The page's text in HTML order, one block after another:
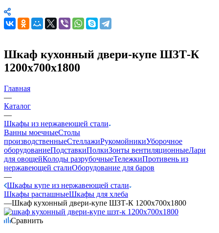
Шкаф кухонный двери-купе ШЗТ-К
1200х700х1800
Главная
—
Каталог
—
Шкафы из нержавеющей стали
Ванны моечныеСтолы
производственныеСтеллажиРукомойникиУборочное
оборудованиеПодставкиПолкиЗонты вентиляционныеЛари
для овощейКолоды разрубочныеТележкиПротивень из
нержавеющей сталиОборудование для баров
—
Шкафы купе из нержавеющей стали
Шкафы распашныеШкафы для хлеба
—Шкаф кухонный двери-купе ШЗТ-К 1200х700х1800
Сравнить